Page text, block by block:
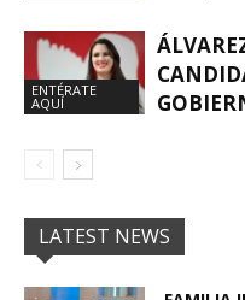
ENTÉRATE
AQUÍ
LATEST NEWS